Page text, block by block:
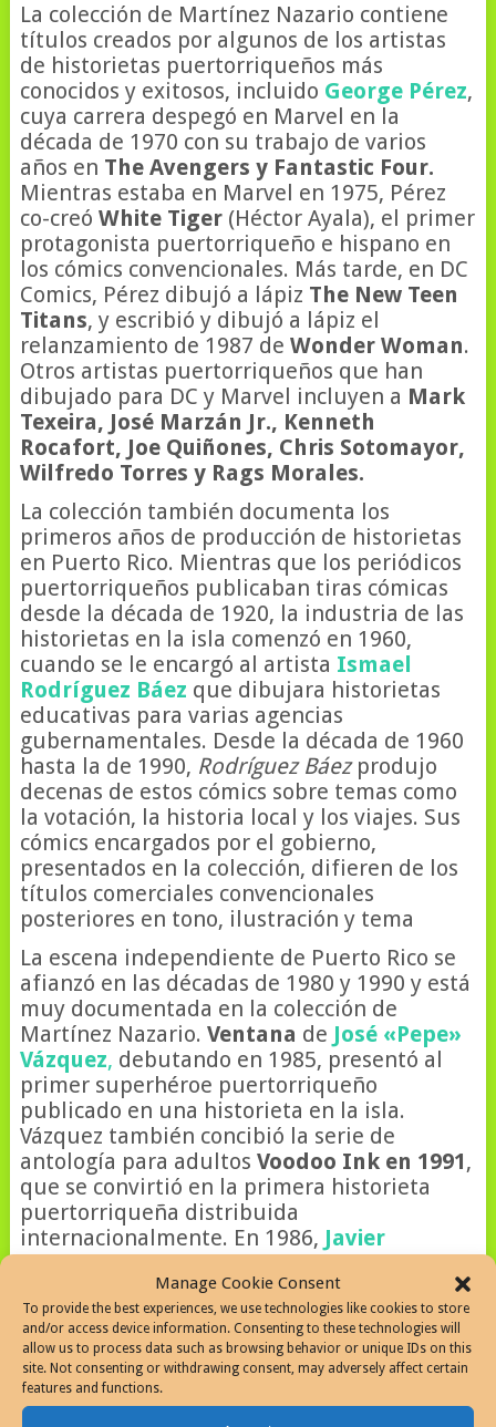
Manage Cookie Consent
To provide the best experiences, we use technologies like cookies to store
and/or access device information. Consenting to these technologies will
allow us to process data such as browsing behavior or unique IDs on this
site. Not consenting or withdrawing consent, may adversely affect certain
features and functions.
La colección de Martínez Nazario contiene
títulos creados por algunos de los artistas
de historietas puertorriqueños más
conocidos y exitosos, incluido George Pérez,
cuya carrera despegó en Marvel en la
década de 1970 con su trabajo de varios
años en The Avengers y Fantastic Four.
Mientras estaba en Marvel en 1975, Pérez
co-creó White Tiger (Héctor Ayala), el primer
protagonista puertorriqueño e hispano en
los cómics convencionales. Más tarde, en DC
Comics, Pérez dibujó a lápiz The New Teen
Titans, y escribió y dibujó a lápiz el
relanzamiento de 1987 de Wonder Woman.
Otros artistas puertorriqueños que han
dibujado para DC y Marvel incluyen a Mark
Texeira, José Marzán Jr., Kenneth
Rocafort, Joe Quiñones, Chris Sotomayor,
Wilfredo Torres y Rags Morales.
La colección también documenta los
primeros años de producción de historietas
en Puerto Rico. Mientras que los periódicos
puertorriqueños publicaban tiras cómicas
desde la década de 1920, la industria de las
historietas en la isla comenzó en 1960,
cuando se le encargó al artista Ismael
Rodríguez Báez que dibujara historietas
educativas para varias agencias
gubernamentales. Desde la década de 1960
hasta la de 1990, Rodríguez Báezprodujo
decenas de estos cómics sobre temas como
la votación, la historia local y los viajes. Sus
cómics encargados por el gobierno,
presentados en la colección, difieren de los
títulos comerciales convencionales
posteriores en tono, ilustración y tema
La escena independiente de Puerto Rico se
afianzó en las décadas de 1980 y 1990 y está
muy documentada en la colección de
Martínez Nazario. Ventana de José «Pepe»
Vázquez, debutando en 1985, presentó al
primer superhéroe puertorriqueño
publicado en una historieta en la isla.
Vázquez también concibió la serie de
antología para adultos Voodoo Ink en 1991,
que se convirtió en la primera historieta
puertorriqueña distribuida
internacionalmente. En 1986, Javier
MartínezyPedro Cortéspublicaron
Mundo Comics, una antología que destacó
la obra de numerosos artistas y escritores.
Otros creadores basados ​​en Puerto Rico que
comenzaron sus carreras durante esta era
incluyen a Dave Álvarez
Martín Gaudier